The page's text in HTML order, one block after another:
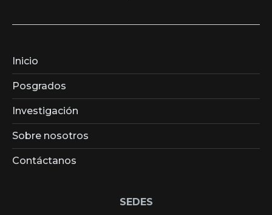
Inicio
Posgrados
Investigación
Sobre nosotros
Contáctanos
SEDES